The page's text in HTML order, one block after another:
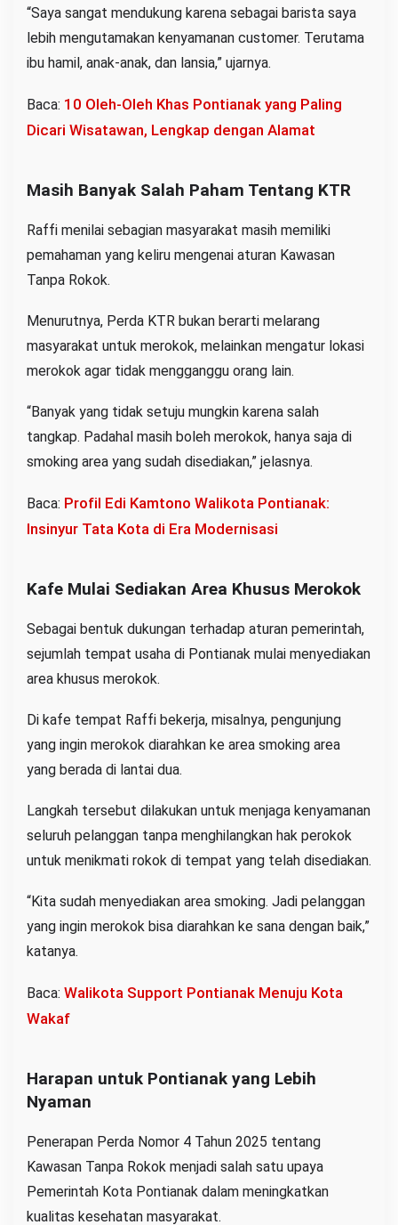
“Saya sangat mendukung karena sebagai barista saya
lebih mengutamakan kenyamanan customer. Terutama
ibu hamil, anak-anak, dan lansia,” ujarnya.
Baca: 10 Oleh-Oleh Khas Pontianak yang Paling
Dicari Wisatawan, Lengkap dengan Alamat
Masih Banyak Salah Paham Tentang KTR
Raffi menilai sebagian masyarakat masih memiliki
pemahaman yang keliru mengenai aturan Kawasan
Tanpa Rokok.
Menurutnya, Perda KTR bukan berarti melarang
masyarakat untuk merokok, melainkan mengatur lokasi
merokok agar tidak mengganggu orang lain.
“Banyak yang tidak setuju mungkin karena salah
tangkap. Padahal masih boleh merokok, hanya saja di
smoking area yang sudah disediakan,” jelasnya.
Baca: Profil Edi Kamtono Walikota Pontianak:
Insinyur Tata Kota di Era Modernisasi
Kafe Mulai Sediakan Area Khusus Merokok
Sebagai bentuk dukungan terhadap aturan pemerintah,
sejumlah tempat usaha di Pontianak mulai menyediakan
area khusus merokok.
Di kafe tempat Raffi bekerja, misalnya, pengunjung
yang ingin merokok diarahkan ke area smoking area
yang berada di lantai dua.
Langkah tersebut dilakukan untuk menjaga kenyamanan
seluruh pelanggan tanpa menghilangkan hak perokok
untuk menikmati rokok di tempat yang telah disediakan.
“Kita sudah menyediakan area smoking. Jadi pelanggan
yang ingin merokok bisa diarahkan ke sana dengan baik,”
katanya.
Baca: Walikota Support Pontianak Menuju Kota
Wakaf
Harapan untuk Pontianak yang Lebih
Nyaman
Penerapan Perda Nomor 4 Tahun 2025 tentang
Kawasan Tanpa Rokok menjadi salah satu upaya
Pemerintah Kota Pontianak dalam meningkatkan
kualitas kesehatan masyarakat.